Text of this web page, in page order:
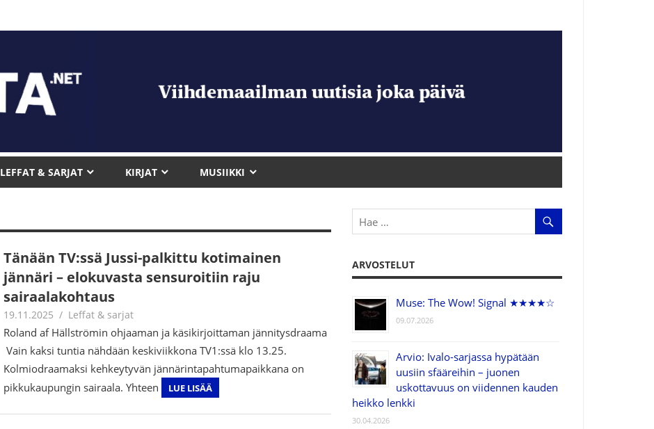
LEFFAT & SARJAT KIRJAT MUSIIKKI
Tänään TV:ssä Jussi-palkittu kotimainen
jännäri – elokuvasta sensuroitiin raju
sairaalakohtaus
19.11.2025 Jouni Hirn
Leffat & sarjat
Roland af Hällströmin ohjaaman ja käsikirjoittaman jännitysdraama
Vain kaksi tuntia nähdään keskiviikkona TV1:ssä klo 13.25.
Kolmiodraamaksi kehkeytyvän jännärintapahtumapaikkana on
pikkukaupungin sairaala. Yhteen
LUE LISÄÄ
ARVOSTELUT
Muse: The Wow! Signal ★★★★☆
09.07.2026
Arvio: Ivalo-sarjassa hypätään
uusiin sfääreihin – juonen
uskottavuus on viidennen kauden
heikko lenkki
30.04.2026